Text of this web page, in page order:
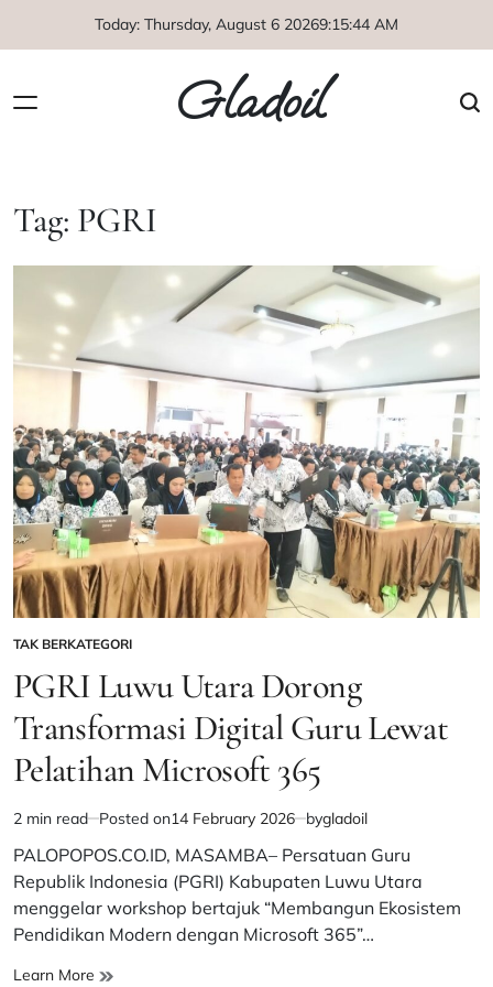
Today: Thursday, August 6 20269:15:45 AM
Gladoil
Tag: PGRI
POSTED
IN
TAK BERKATEGORI
PGRI Luwu Utara Dorong
Transformasi Digital Guru Lewat
Pelatihan Microsoft 365
Estimated
read
time
2 min read Posted on14 February 2026 bygladoil
PALOPOPOS.CO.ID, MASAMBA– Persatuan Guru
Republik Indonesia (PGRI) Kabupaten Luwu Utara
menggelar workshop bertajuk “Membangun Ekosistem
Pendidikan Modern dengan Microsoft 365”…
Learn More PGRI